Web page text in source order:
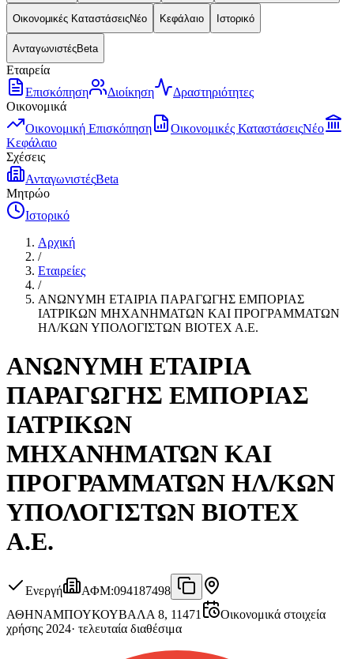
Οικονομικές ΚαταστάσειςΝέο Κεφάλαιο Ιστορικό
ΑνταγωνιστέςBeta
Εταιρεία
Επισκόπηση
Διοίκηση
Δραστηριότητες
Οικονομικά
Οικονομική Επισκόπηση
Οικονομικές ΚαταστάσειςΝέο
Κεφάλαιο
Σχέσεις
ΑνταγωνιστέςBeta
Μητρώο
Ιστορικό
Αρχική
/
Εταιρείες
/
ΑΝΩΝΥΜΗ ΕΤΑΙΡΙΑ ΠΑΡΑΓΩΓΗΣ ΕΜΠΟΡΙΑΣ
ΙΑΤΡΙΚΩΝ ΜΗΧΑΝΗΜΑΤΩΝ ΚΑΙ ΠΡΟΓΡΑΜΜΑΤΩΝ
HΛ/ΚΩΝ ΥΠΟΛΟΓΙΣΤΩΝ ΒΙΟΤΕΧ Α.Ε.
ΑΝΩΝΥΜΗ ΕΤΑΙΡΙΑ
ΠΑΡΑΓΩΓΗΣ ΕΜΠΟΡΙΑΣ
ΙΑΤΡΙΚΩΝ
ΜΗΧΑΝΗΜΑΤΩΝ ΚΑΙ
ΠΡΟΓΡΑΜΜΑΤΩΝ HΛ/ΚΩΝ
ΥΠΟΛΟΓΙΣΤΩΝ ΒΙΟΤΕΧ
Α.Ε.
Ενεργή ΑΦΜ:094187498
ΑΘΗΝΑΜΠΟΥΚΟΥΒΑΛΑ 8, 11471
Οικονομικά στοιχεία
χρήσης 2024· τελευταία διαθέσιμα